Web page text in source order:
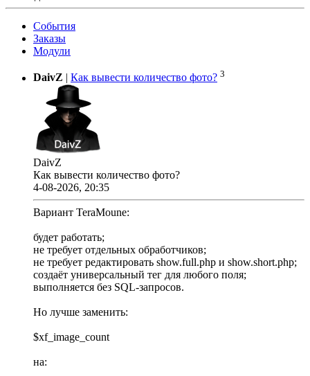
События
Заказы
Модули
DaivZ Как вывести количество фото? 3
DaivZ
Как вывести количество фото?
4-08-2026, 20:35
Вариант TeraMoune:
будет работать;
не требует отдельных обработчиков;
не требует редактировать show.full.php и show.short.php;
создаёт универсальный тег для любого поля;
выполняется без SQL-запросов.
Но лучше заменить:
$xf_image_count
на: